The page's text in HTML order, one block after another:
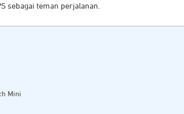
sebagai teman perjalanan.
Mini